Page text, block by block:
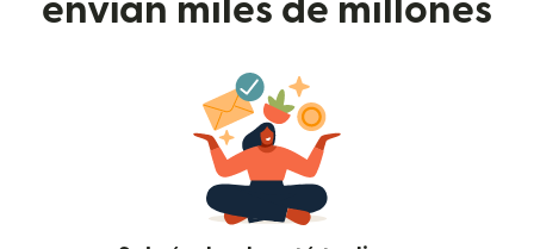
envían miles de millones